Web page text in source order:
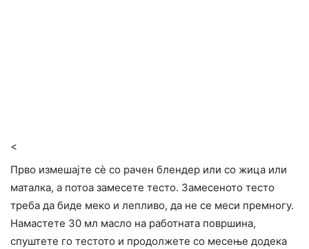
<
Прво измешајте сè со рачен блендер или со жица или
маталка, а потоа замесете тесто. Замесеното тесто
треба да биде меко и лепливо, да не се меси премногу.
Намастете 30 мл масло на работната површина,
спуштете го тестото и продолжете со месење додека